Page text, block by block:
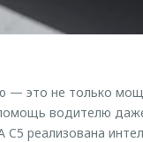
— это не только
водителю
C5 реализована